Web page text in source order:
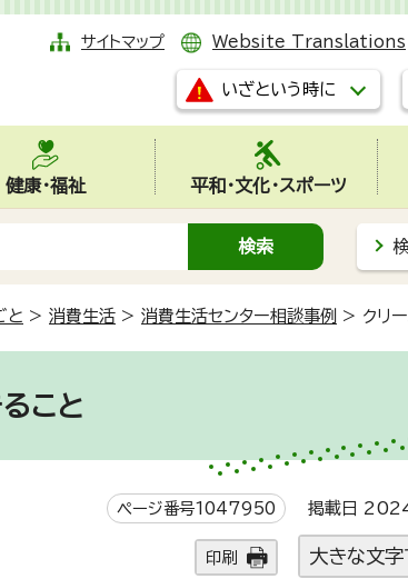
サイトマップ Website Translations
いざという時に
健康・福祉 平和・文化・スポーツ
と > 消費生活 > 消費生活センター相談事例 > クリ
こと
ページ番号1047950 掲載日
印刷 大きな文字